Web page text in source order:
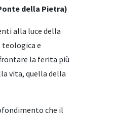
della Pietra)
alla luce della
teologica e
la ferita più
vita, quella della
che il